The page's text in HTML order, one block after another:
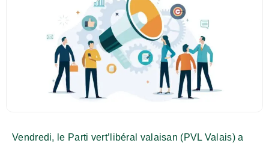
Vendredi, le Parti vert’libéral valaisan (PVL Valais) a